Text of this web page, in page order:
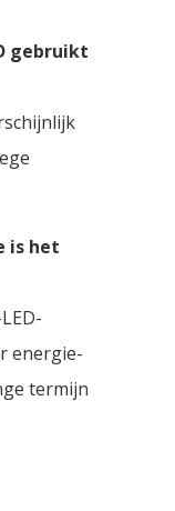
gebruikt
is het
energie-
termijn